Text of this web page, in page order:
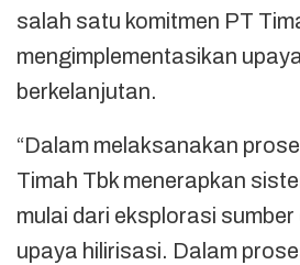
salah satu komitmen PT
mengimplementasikan
berkelanjutan.
“Dalam melaksanakan
Timah Tbk menerapkan
mulai dari eksplorasi
upaya hilirisasi. Dalam